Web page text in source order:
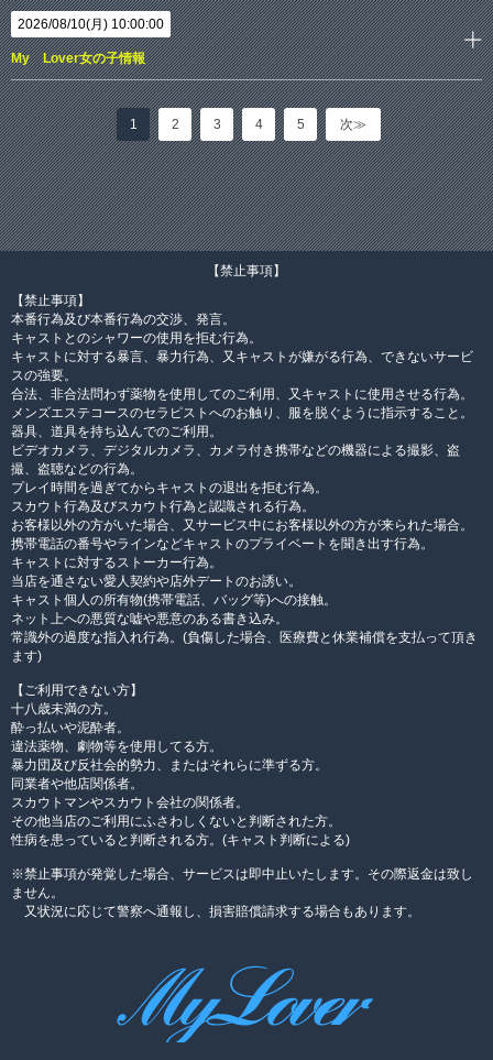
2026/08/10(月) 10:00:00
My Lover女の子情報
1 2 3 4 5 次≫
【禁止事項】
【禁止事項】
本番行為及び本番行為の交渉、発言。
キャストとのシャワーの使用を拒む行為。
キャストに対する暴言、暴力行為、又キャストが嫌がる行為、できないサービ
スの強要。
合法、非合法問わず薬物を使用してのご利用、又キャストに使用させる行為。
メンズエステコースのセラピストへのお触り、服を脱ぐように指示すること。
器具、道具を持ち込んでのご利用。
ビデオカメラ、デジタルカメラ、カメラ付き携帯などの機器による撮影、盗
撮、盗聴などの行為。
プレイ時間を過ぎてからキャストの退出を拒む行為。
スカウト行為及びスカウト行為と認識される行為。
お客様以外の方がいた場合、又サービス中にお客様以外の方が来られた場合。
携帯電話の番号やラインなどキャストのプライベートを聞き出す行為。
キャストに対するストーカー行為。
当店を通さない愛人契約や店外デートのお誘い。
キャスト個人の所有物(携帯電話、バッグ等)への接触。
ネット上への悪質な嘘や悪意のある書き込み。
常識外の過度な指入れ行為。(負傷した場合、医療費と休業補償を支払って頂き
ます)
【ご利用できない方】
十八歳未満の方。
酔っ払いや泥酔者。
違法薬物、劇物等を使用してる方。
暴力団及び反社会的勢力、またはそれらに準ずる方。
同業者や他店関係者。
スカウトマンやスカウト会社の関係者。
その他当店のご利用にふさわしくないと判断された方。
性病を患っていると判断される方。(キャスト判断による)
※禁止事項が発覚した場合、サービスは即中止いたします。その際返金は致し
ません。
又状況に応じて警察へ通報し、損害賠償請求する場合もあります。